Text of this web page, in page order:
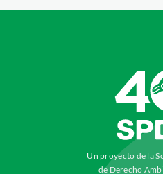
Un proyecto de la
de Derecho